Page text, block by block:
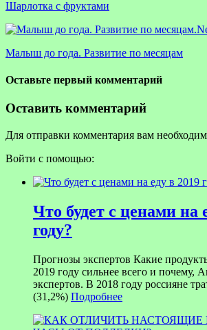
Шарлотка с фруктами
Малыш до года. Развитие по месяцам
Оставьте первый комментарий
Оставить комментарий
Для отправки комментария вам
Войти с помощью:
Что будет с ценами на
году?
Прогнозы экспертов Какие
2019 году сильнее всего и почему,
экспертов. В 2018 году россияне
(31,2%) Подробнее